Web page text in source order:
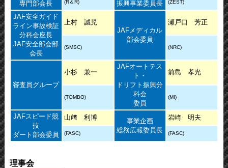
専門部会長
振興事業委員長
(R＆R) (ZEST)
JAF安全ガイド
ライン事故検証
分科会座長
JAF安全部会部
会長
上村 誠児
JAFメディカル
部会委員
瀬戸口 芳正
(SMSC) (NRC)
審査員グループ
小杉 兼一
JAFオートテス
ト・
ドリフト振興分
科会
委員
前島 孝光
(TOMBO) (MI)
JAFスピード競
技
ダート部会委員
山﨑 利博
事業企画
総務広報委員長
岩崎 明夫
(FASC) (FASC)
理事会